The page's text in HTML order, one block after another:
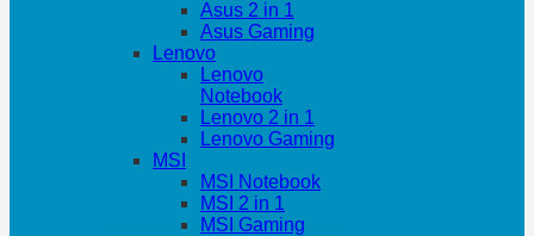
Asus 2 in 1
Asus Gaming
Lenovo
Lenovo
Notebook
Lenovo 2 in 1
Lenovo Gaming
MSI
MSI Notebook
MSI 2 in 1
MSI Gaming